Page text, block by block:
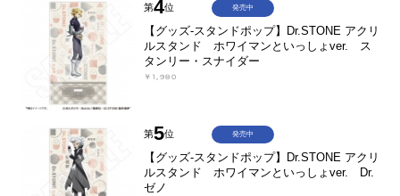
第4位
【グッズ-スタンドポップ】Dr.STONE アクリ
ルスタンド ホワイマンといっしょver. ス
タンリー・スナイダー
￥1,980
発売中
第5位
【グッズ-スタンドポップ】Dr.STONE アクリ
ルスタンド ホワイマンといっしょver. Dr.
ゼノ
発売中